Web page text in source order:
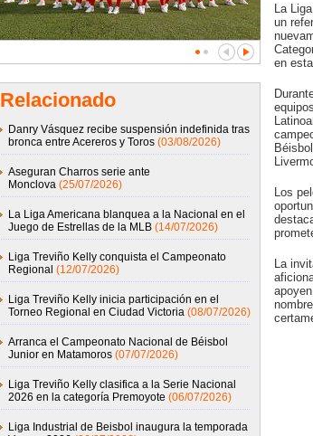
Relacionado
Danry Vásquez recibe suspensión indefinida tras
bronca entre Acereros y Toros (03/08/2026)
Aseguran Charros serie ante
Monclova (25/07/2026)
La Liga Americana blanquea a la Nacional en el
Juego de Estrellas de la MLB (14/07/2026)
Liga Treviño Kelly conquista el Campeonato
Regional (12/07/2026)
Liga Treviño Kelly inicia participación en el
Torneo Regional en Ciudad Victoria (08/07/2026)
Arranca el Campeonato Nacional de Béisbol
Junior en Matamoros (07/07/2026)
Liga Treviño Kelly clasifica a la Serie Nacional
2026 en la categoría Premoyote (06/07/2026)
Liga Industrial de Beisbol inaugura la temporada
La
un
en
Los
La